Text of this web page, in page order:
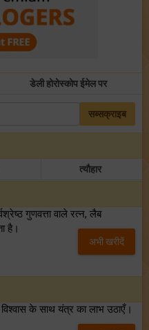
डेली होरोस्कोप ईमेल पर
सब्सक्राइब
त्यौहार
गुणवत्ता वाले रत्न, लैब
है।
अभी खरीदें
के साथ यंत्र का लाभ उठाएँ।